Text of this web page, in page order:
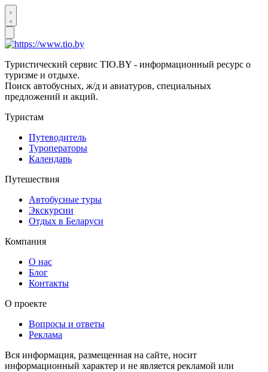
Туристический сервис TIO.BY - информационный ресурс о
туризме и отдыхе.
Поиск автобусных, ж/д и авиатуров, специальных
предложений и акций.
Туристам
Путеводитель
Туроператоры
Календарь
Путешествия
Автобусные туры
Экскурсии
Отдых в Беларуси
Компания
О нас
Блог
Контакты
О проекте
Вопросы и ответы
Реклама
Вся информация, размещенная на сайте, носит
информационный характер и не является рекламой или